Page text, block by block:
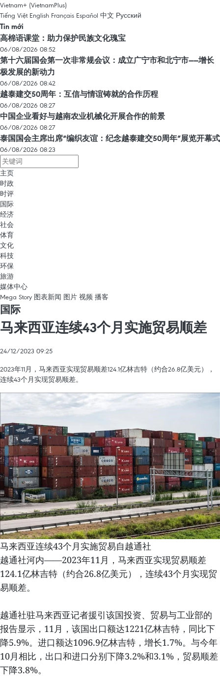
Vietnam+ (VietnamPlus)
Tiếng Việt English Français Español 中文 Русский
Tin mới
高棉语课堂：助力保护民族文化瑰宝
06/08/2026 08:52
第十六届国会第一次非常规会议：成立广宁市和北宁市——增长
极发展的新动力
06/08/2026 08:42
越泰建交50周年：互信与情谊铸就的合作历程
06/08/2026 08:27
中国企业看好与越南农业机械化开展合作的前景
06/08/2026 08:27
泰国国会主席出席“编织友谊：纪念越泰建交50周年”展览开幕式
06/08/2026 08:23
主页
时政
时评
国际
经济
社会
体育
文化
科技
环保
旅游
媒体中心
Mega Story 图表新闻 图片 视频 播客
国际
马来西亚连续43个月实施贸易顺差
24/12/2023 09:25
2023年11月，马来西亚实现贸易顺差124.1亿林吉特（约合26.8亿美元），
连续43个月实现贸易顺差。
马来西亚连续43个月实施贸易自越通社
越通社河内——2023年11月，马来西亚实现贸易顺差
124.1亿林吉特（约合26.8亿美元），连续43个月实现贸
易顺差。
越通社驻马来西亚记者援引该国投资、贸易与工业部的
报告显示，11月，该国出口额达1221亿林吉特，同比下
降5.9%。进口额达1096.9亿林吉特，增长1.7%。与今年
10月相比，出口和进口分别下降3.2%和3.1%，贸易顺差
下降3.8%。